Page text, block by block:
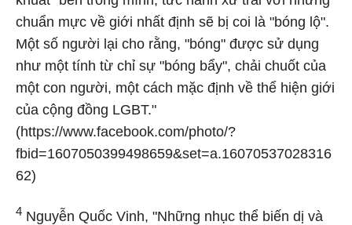
chuẩn mực về giới nhất định sẽ bị coi là "bóng lộ".
Một số người lại cho rằng, "bóng" được sử dụng
như một tính từ chỉ sự "bóng bẩy", chải chuốt của
một con người, một cách mặc định về thể hiện giới
của cộng đồng LGBT."
(https://www.facebook.com/photo/?
fbid=1607050399498659&set=a.16070537028316
62)
4 Nguyễn Quốc Vinh, "Những nhục thể biến dị và